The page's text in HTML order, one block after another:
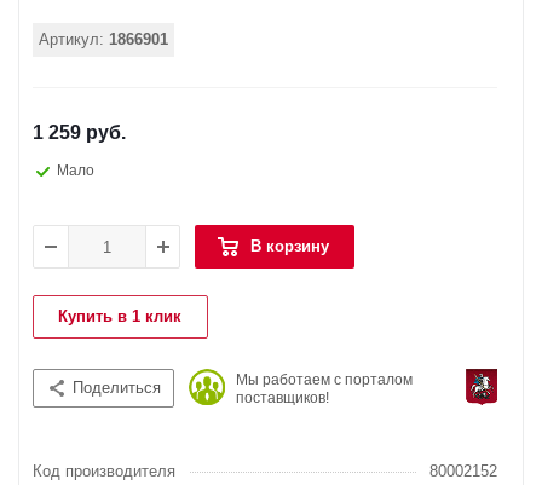
Артикул: 1866901
1 259 руб.
Мало
В корзину
Купить в 1 клик
Поделиться
Мы работаем с порталом
поставщиков!
Код производителя
80002152